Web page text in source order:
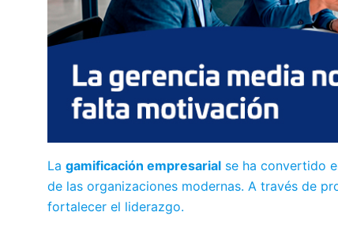
La gamificación empresarial se ha convertido
de las organizaciones modernas. A través de
fortalecer el liderazgo.